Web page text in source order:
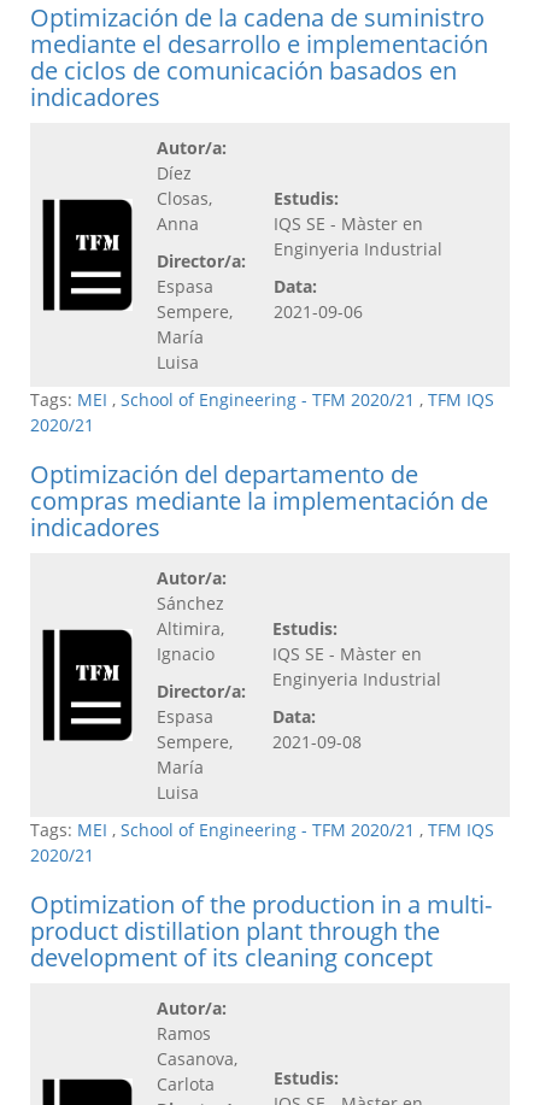
Optimización de la cadena de suministro
mediante el desarrollo e implementación
de ciclos de comunicación basados en
indicadores
Autor/a:
Díez
Closas,
Anna
Director/a:
Espasa
Sempere,
María
Luisa
Estudis:
IQS SE - Màster en
Enginyeria Industrial
Data:
2021-09-06
Tags: MEI , School of Engineering - TFM 2020/21 , TFM IQS
2020/21
Optimización del departamento de
compras mediante la implementación de
indicadores
Autor/a:
Sánchez
Altimira,
Ignacio
Director/a:
Espasa
Sempere,
María
Luisa
Estudis:
IQS SE - Màster en
Enginyeria Industrial
Data:
2021-09-08
Tags: MEI , School of Engineering - TFM 2020/21 , TFM IQS
2020/21
Optimization of the production in a multi-
product distillation plant through the
development of its cleaning concept
Autor/a:
Ramos
Casanova,
Carlota
Estudis: